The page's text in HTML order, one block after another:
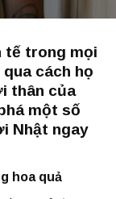
tế trong mọi
cách họ
thân của
một số
Nhật ngay
hoa quả